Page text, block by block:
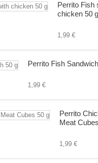
Perrito Fish
chicken 50 g
1,99 €
Perrito Fish
1,99 €
Perrito
Meat
1,99 €